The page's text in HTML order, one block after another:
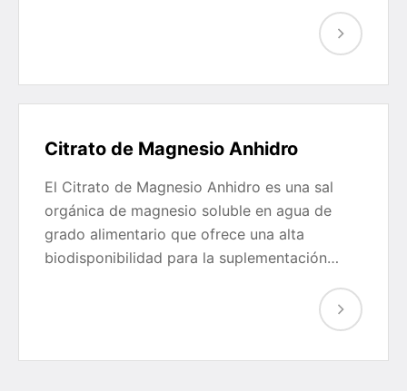
Citrato de Magnesio Anhidro
El Citrato de Magnesio Anhidro es una sal
orgánica de magnesio soluble en agua de
grado alimentario que ofrece una alta
biodisponibilidad para la suplementación…